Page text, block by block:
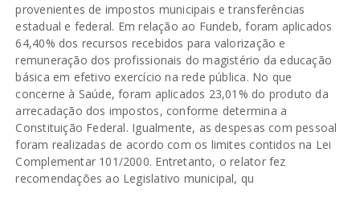
provenientes de impostos municipais e transferências
estadual e federal. Em relação ao Fundeb, foram aplicados
64,40% dos recursos recebidos para valorização e
remuneração dos profissionais do magistério da educação
básica em efetivo exercício na rede pública. No que
concerne à Saúde, foram aplicados 23,01% do produto da
arrecadação dos impostos, conforme determina a
Constituição Federal. Igualmente, as despesas com pessoal
foram realizadas de acordo com os limites contidos na Lei
Complementar 101/2000. Entretanto, o relator fez
recomendações ao Legislativo municipal, qu